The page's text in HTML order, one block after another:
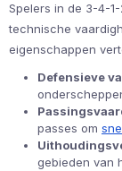
Spelers in de 3-4-
technische
eigenschappen
Defensieve
passes om
gebieden van